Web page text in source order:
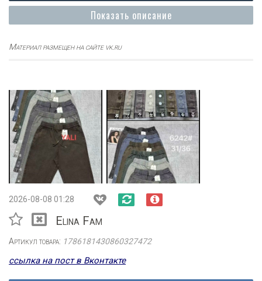
Показать описание
Материал размещен на сайте vk.ru
2026-08-08 01:28
Elina Fam
Артикул товара: 1786181430860327472
ссылка на пост в Вконтакте